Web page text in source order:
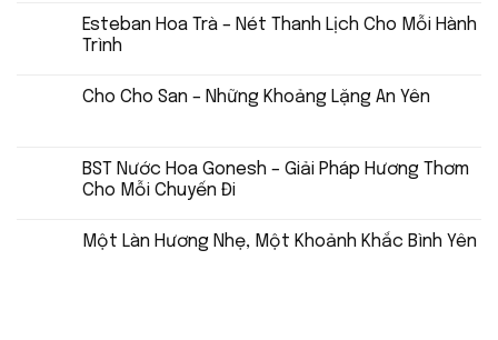
Esteban Hoa Trà – Nét Thanh Lịch Cho Mỗi Hành
Trình
Cho Cho San – Những Khoảng Lặng An Yên
BST Nước Hoa Gonesh – Giải Pháp Hương Thơm
Cho Mỗi Chuyến Đi
Một Làn Hương Nhẹ, Một Khoảnh Khắc Bình Yên